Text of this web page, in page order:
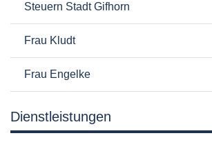
Steuern Stadt Gifhorn
Frau Kludt
Frau Engelke
Dienstleistungen